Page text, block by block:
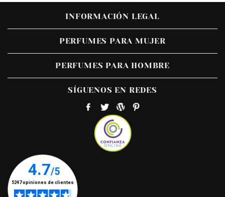
INFORMACIÓN LEGAL
PERFUMES PARA MUJER
PERFUMES PARA HOMBRE
SÍGUENOS EN REDES